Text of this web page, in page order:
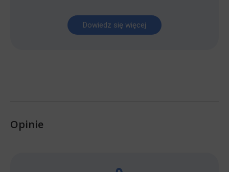
Dowiedz się więcej
Opinie